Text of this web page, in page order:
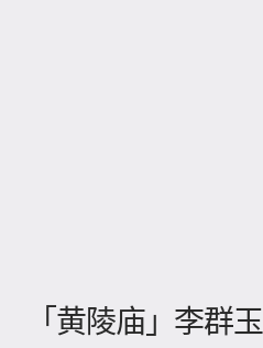
「黄陵庙」李群玉